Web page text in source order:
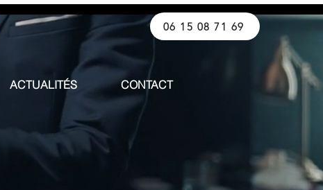
06 15 08 71 69
ACTUALITÉS CONTACT